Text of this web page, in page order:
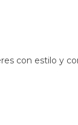
con estilo y